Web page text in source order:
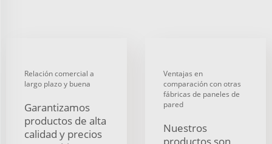
Relación comercial a
largo plazo y buena
Garantizamos
productos de alta
calidad y precios
Ventajas en
comparación con otras
fábricas de paneles de
pared
Nuestros